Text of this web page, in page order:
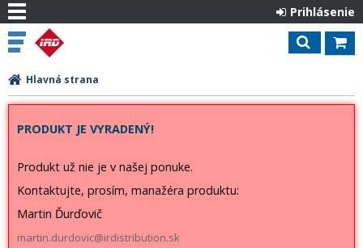
Prihlásenie
Hlavná strana
PRODUKT JE VYRADENÝ!
Produkt už nie je v našej ponuke.
Kontaktujte, prosím, manažéra produktu:
Martin Ďurďovič
martin.durdovic@irdistribution.sk